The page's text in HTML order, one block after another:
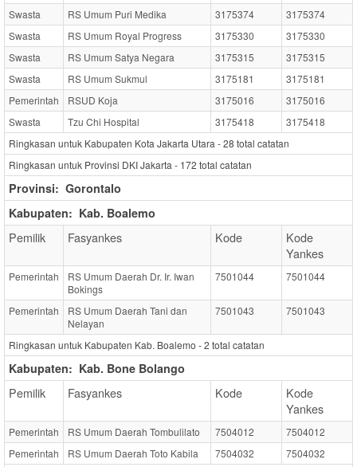
Swasta
RS Umum Puri Medika 3175374
3175374
Swasta
RS Umum Royal Progress 3175330
3175330
Swasta
RS Umum Satya Negara 3175315
3175315
Swasta
RS Umum Sukmul 3175181
3175181
Pemerintah
RSUD Koja 3175016
3175016
Swasta
Tzu Chi Hospital 3175418
3175418
Ringkasan untuk Kabupaten Kota Jakarta Utara -28 total catatan
Ringkasan untuk Provinsi DKI Jakarta - 172 total catatan
Provinsi: Gorontalo
Kabupaten: Kab. Boalemo
Pemilik Fasyankes Kode
Kode
Yankes
Pemerintah
RS Umum Daerah Dr. Ir. Iwan
Bokings
7501044 7501044
Pemerintah
RS Umum Daerah Tani dan
Nelayan
7501043 7501043
Ringkasan untuk Kabupaten Kab. Boalemo -2 total catatan
Kabupaten: Kab. Bone Bolango
Pemilik Fasyankes Kode
Kode
Yankes
Pemerintah RS Umum Daerah Tombulilato 7504012
7504012
Pemerintah
RS Umum Daerah Toto Kabila 7504032
7504032